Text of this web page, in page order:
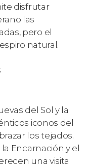
disfrutar
las
pero el
natural.
del Sol y la
iconos del
los tejados.
Encarnación y el
una visita